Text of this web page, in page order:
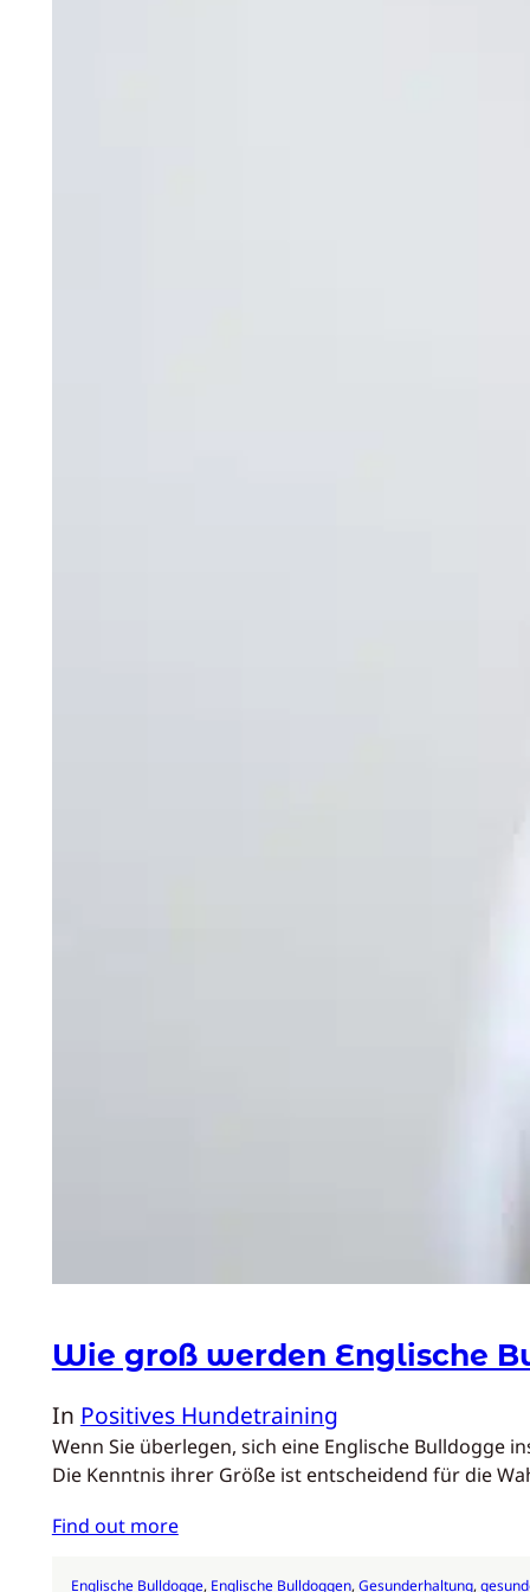
Wie groß werden Englische
In Positives Hundetraining
Wenn Sie überlegen, sich eine Englische Bulldogge
Die Kenntnis ihrer Größe ist entscheidend für die
Find out more
Englische Bulldogge, Englische Bulldoggen, Gesunderhaltung,